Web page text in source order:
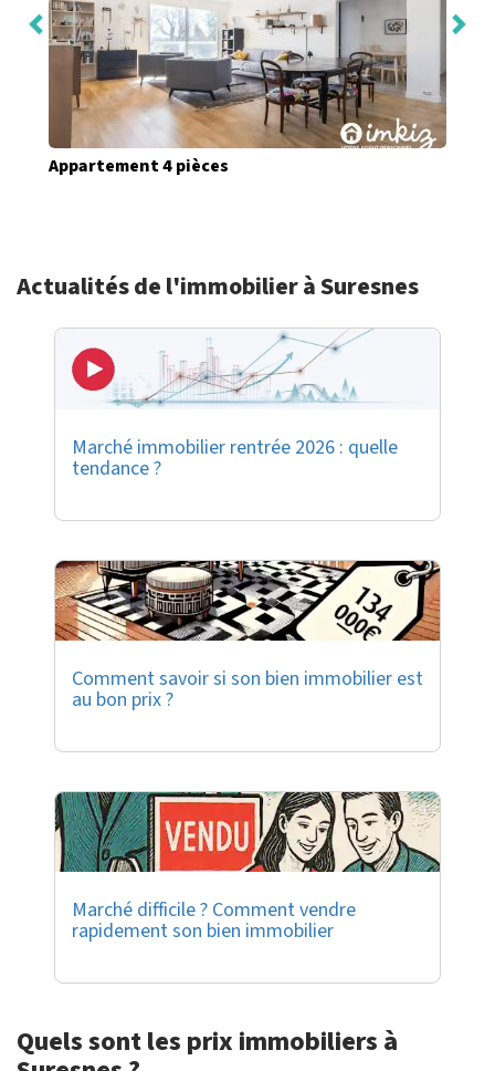
Appartement 4 pièces
Actualités de l'immobilier à Suresnes
Marché immobilier rentrée 2026 : quelle
tendance ?
Comment savoir si son bien immobilier est
au bon prix ?
Marché difficile ? Comment vendre
rapidement son bien immobilier
Quels sont les prix immobiliers à